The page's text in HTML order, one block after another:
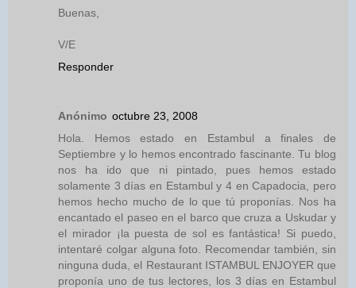
Buenas,
V/E
Responder
Anónimo octubre 23, 2008
Hola. Hemos estado en Estambul a finales de
Septiembre y lo hemos encontrado fascinante. Tu blog
nos ha ido que ni pintado, pues hemos estado
solamente 3 días en Estambul y 4 en Capadocia, pero
hemos hecho mucho de lo que tú proponías. Nos ha
encantado el paseo en el barco que cruza a Uskudar y
el mirador ¡la puesta de sol es fantástica! Si puedo,
intentaré colgar alguna foto. Recomendar también, sin
ninguna duda, el Restaurant ISTAMBUL ENJOYER que
proponía uno de tus lectores, los 3 días en Estambul